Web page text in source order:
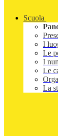
Scuola
I
Le
I
Le
La